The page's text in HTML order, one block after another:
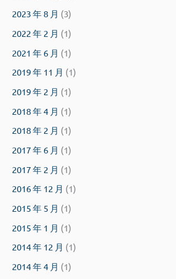
2023 年 8 月 (3)
2022 年 2 月 (1)
2021 年 6 月 (1)
2019 年 11 月 (1)
2019 年 2 月 (1)
2018 年 4 月 (1)
2018 年 2 月 (1)
2017 年 6 月 (1)
2017 年 2 月 (1)
2016 年 12 月 (1)
2015 年 5 月 (1)
2015 年 1 月 (1)
2014 年 12 月 (1)
2014 年 4 月 (1)